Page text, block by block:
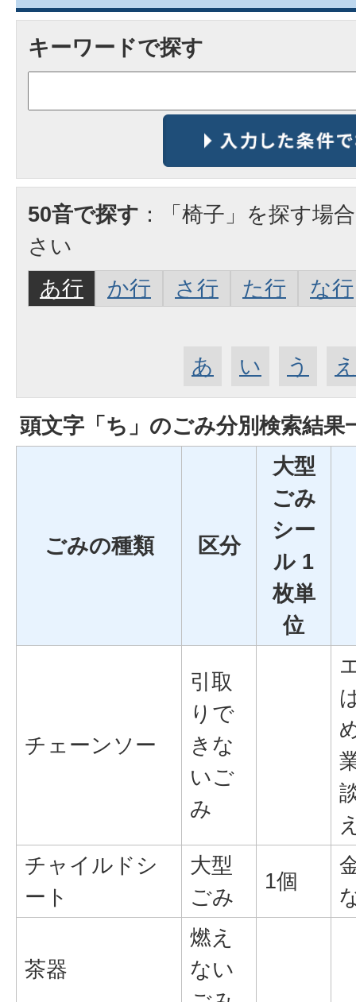
キーワードで探す
50音で探す ：「椅子」を探す場
さい
あ行
か行 さ行 た行 な行
あ い う え
頭文字「 ち 」のごみ分別検索結果
ごみの種類 区分
大型
ごみ
シー
ル 1
枚単
位
チェーンソー
引取
りで
きな
いご
み
チャイルドシ
ート
大型
ごみ
1個
茶器
燃え
ない